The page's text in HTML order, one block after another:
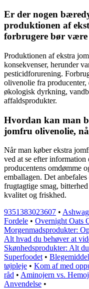
Er der nogen
produktionen af
forbrugere bør
Produktionen af ekstra
konsekvenser, herunder
pesticidforurening.
olivenolie fra
økologisk dyrkning,
affaldsprodukter.
Hvordan kan man
jomfru olivenolie,
Når man køber ekstra
ved at se efter information
producentens omdømme
emballagen. Det
frugtagtige smag,
kvalitet og friskhed.
9351383023607 •
Fordele • Overnight Oats
Morgenmadsprodukter:
Alt hvad du behøver at
Skønhedsprodukter: Alt
Superfoodet•
tøjpleje • Kom af med
råd • Aminojern vs.
Anvendelse •